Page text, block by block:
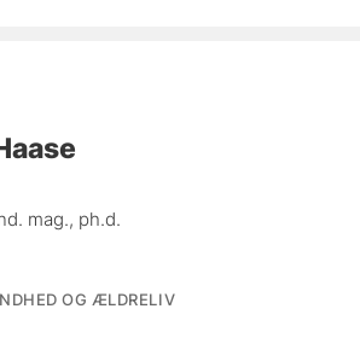
mag., ph.d.
OG ÆLDRELIV